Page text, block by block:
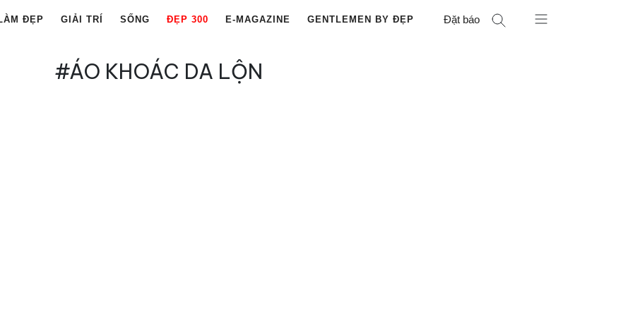
ĐẸP GIẢI TRÍ SỐNG ĐẸP 300 E-MAGAZINE GENTLEMEN BY ĐẸP Đặt báo
#ÁO KHOÁC DA LỘN